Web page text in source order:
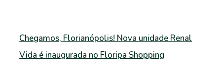
Chegamos, Florianópolis! Nova unidade Renal
Vida é inaugurada no Floripa Shopping